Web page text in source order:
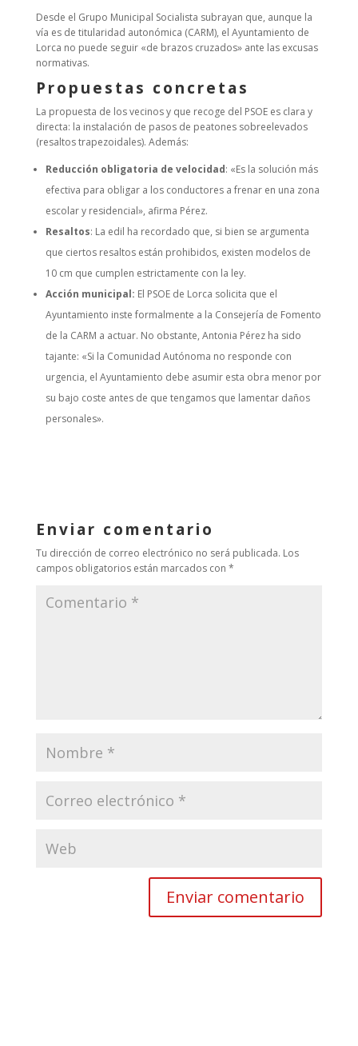
Desde el Grupo Municipal Socialista subrayan que, aunque la
vía es de titularidad autonómica (CARM), el Ayuntamiento de
Lorca no puede seguir «de brazos cruzados» ante las excusas
normativas.
Propuestas concretas
La propuesta de los vecinos y que recoge del PSOE es clara y
directa: la instalación de pasos de peatones sobreelevados
(resaltos trapezoidales). Además:
Reducción obligatoria de velocidad: «Es la solución más
efectiva para obligar a los conductores a frenar en una zona
escolar y residencial», afirma Pérez.
Resaltos: La edil ha recordado que, si bien se argumenta
que ciertos resaltos están prohibidos, existen modelos de
10 cm que cumplen estrictamente con la ley.
Acción municipal: El PSOE de Lorca solicita que el
Ayuntamiento inste formalmente a la Consejería de Fomento
de la CARM a actuar. No obstante, Antonia Pérez ha sido
tajante: «Si la Comunidad Autónoma no responde con
urgencia, el Ayuntamiento debe asumir esta obra menor por
su bajo coste antes de que tengamos que lamentar daños
personales».
Enviar comentario
Tu dirección de correo electrónico no será publicada. Los
campos obligatorios están marcados con *